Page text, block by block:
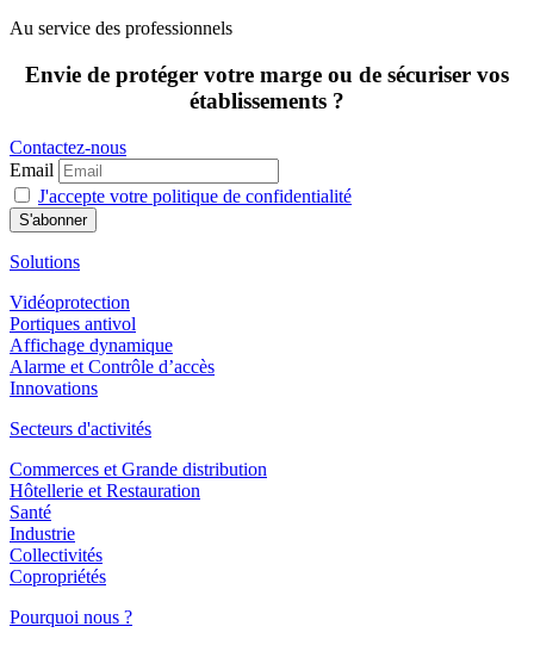
Au service des professionnels
Envie de protéger votre marge ou de sécuriser vos
établissements ?
Contactez-nous
Email
J'accepte votre politique de confidentialité
Solutions
Vidéoprotection
Portiques antivol
Affichage dynamique
Alarme et Contrôle d’accès
Innovations
Secteurs d'activités
Commerces et Grande distribution
Hôtellerie et Restauration
Santé
Industrie
Collectivités
Copropriétés
Pourquoi nous ?